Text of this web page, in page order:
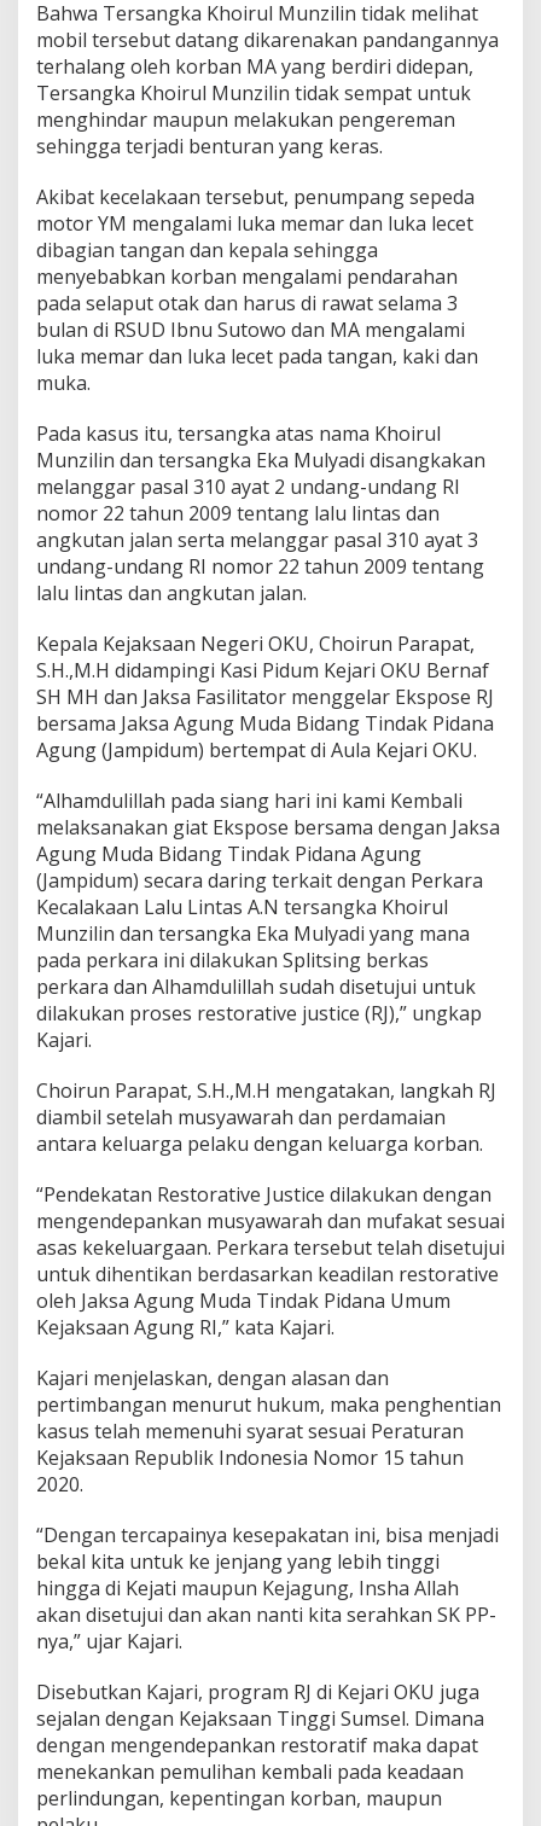
Bahwa Tersangka Khoirul Munzilin tidak melihat
mobil tersebut datang dikarenakan pandangannya
terhalang oleh korban MA yang berdiri didepan,
Tersangka Khoirul Munzilin tidak sempat untuk
menghindar maupun melakukan pengereman
sehingga terjadi benturan yang keras.
Akibat kecelakaan tersebut, penumpang sepeda
motor YM mengalami luka memar dan luka lecet
dibagian tangan dan kepala sehingga
menyebabkan korban mengalami pendarahan
pada selaput otak dan harus di rawat selama 3
bulan di RSUD Ibnu Sutowo dan MA mengalami
luka memar dan luka lecet pada tangan, kaki dan
muka.
Pada kasus itu, tersangka atas nama Khoirul
Munzilin dan tersangka Eka Mulyadi disangkakan
melanggar pasal 310 ayat 2 undang-undang RI
nomor 22 tahun 2009 tentang lalu lintas dan
angkutan jalan serta melanggar pasal 310 ayat 3
undang-undang RI nomor 22 tahun 2009 tentang
lalu lintas dan angkutan jalan.
Kepala Kejaksaan Negeri OKU, Choirun Parapat,
S.H.,M.H didampingi Kasi Pidum Kejari OKU Bernaf
SH MH dan Jaksa Fasilitator menggelar Ekspose RJ
bersama Jaksa Agung Muda Bidang Tindak Pidana
Agung (Jampidum) bertempat di Aula Kejari OKU.
“Alhamdulillah pada siang hari ini kami Kembali
melaksanakan giat Ekspose bersama dengan Jaksa
Agung Muda Bidang Tindak Pidana Agung
(Jampidum) secara daring terkait dengan Perkara
Kecalakaan Lalu Lintas A.N tersangka Khoirul
Munzilin dan tersangka Eka Mulyadi yang mana
pada perkara ini dilakukan Splitsing berkas
perkara dan Alhamdulillah sudah disetujui untuk
dilakukan proses restorative justice (RJ),” ungkap
Kajari.
Choirun Parapat, S.H.,M.H mengatakan, langkah RJ
diambil setelah musyawarah dan perdamaian
antara keluarga pelaku dengan keluarga korban.
“Pendekatan Restorative Justice dilakukan dengan
mengendepankan musyawarah dan mufakat sesuai
asas kekeluargaan. Perkara tersebut telah disetujui
untuk dihentikan berdasarkan keadilan restorative
oleh Jaksa Agung Muda Tindak Pidana Umum
Kejaksaan Agung RI,” kata Kajari.
Kajari menjelaskan, dengan alasan dan
pertimbangan menurut hukum, maka penghentian
kasus telah memenuhi syarat sesuai Peraturan
Kejaksaan Republik Indonesia Nomor 15 tahun
2020.
“Dengan tercapainya kesepakatan ini, bisa menjadi
bekal kita untuk ke jenjang yang lebih tinggi
hingga di Kejati maupun Kejagung, Insha Allah
akan disetujui dan akan nanti kita serahkan SK PP-
nya,” ujar Kajari.
Disebutkan Kajari, program RJ di Kejari OKU juga
sejalan dengan Kejaksaan Tinggi Sumsel. Dimana
dengan mengendepankan restoratif maka dapat
menekankan pemulihan kembali pada keadaan
perlindungan, kepentingan korban, maupun